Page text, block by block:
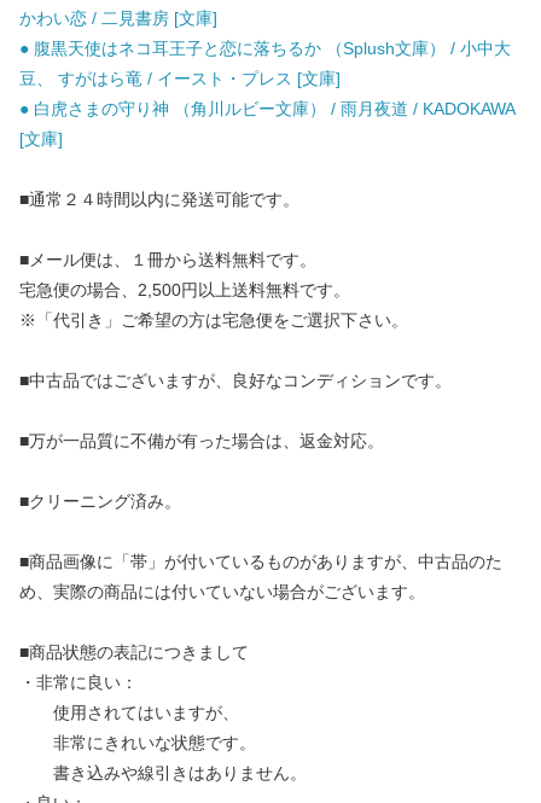
かわい恋 / 二見書房 [文庫]
● 腹黒天使はネコ耳王子と恋に落ちるか （Splush文庫） / 小中大
豆、 すがはら竜 / イースト・プレス [文庫]
● 白虎さまの守り神 （角川ルビー文庫） / 雨月夜道 / KADOKAWA
[文庫]
■通常２４時間以内に発送可能です。
■メール便は、１冊から送料無料です。
宅急便の場合、2,500円以上送料無料です。
※「代引き」ご希望の方は宅急便をご選択下さい。
■中古品ではございますが、良好なコンディションです。
■万が一品質に不備が有った場合は、返金対応。
■クリーニング済み。
■商品画像に「帯」が付いているものがありますが、中古品のた
め、実際の商品には付いていない場合がございます。
■商品状態の表記につきまして
・非常に良い：
使用されてはいますが、
非常にきれいな状態です。
書き込みや線引きはありません。